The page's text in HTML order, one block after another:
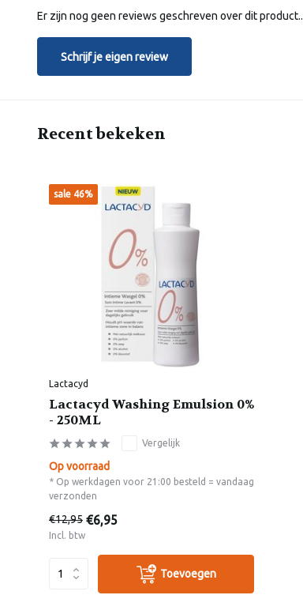
Er zijn nog geen reviews geschreven over dit product..
Schrijf je eigen review
Recent bekeken
sale 46%
Lactacyd
Lactacyd Washing Emulsion 0%
- 250ML
Vergelijk
Op voorraad
* Op werkdagen voor 21:00 besteld = vandaag
verzonden
€12,95 €6,95
Incl. btw
Toevoegen